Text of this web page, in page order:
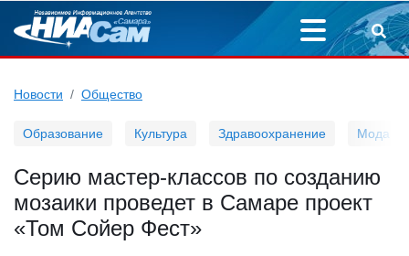
Новости Общество
Образование Культура Здравоохранение Мода
Серию мастер-классов по созданию
мозаики проведет в Самаре проект
«Том Сойер Фест»